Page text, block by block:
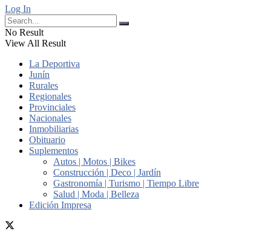
Log In
No Result
View All Result
La Deportiva
Junín
Rurales
Regionales
Provinciales
Nacionales
Inmobiliarias
Obituario
Suplementos
Autos | Motos | Bikes
Construcción | Deco | Jardín
Gastronomía | Turismo | Tiempo Libre
Salud | Moda | Belleza
Edición Impresa